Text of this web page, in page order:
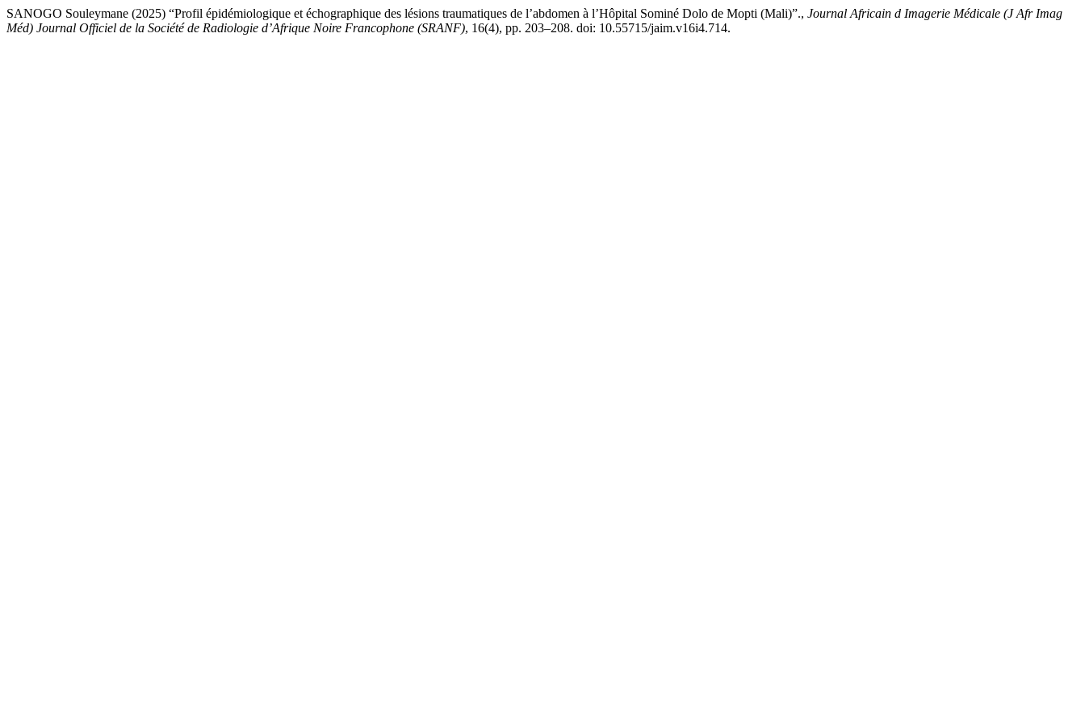
SANOGO Souleymane (2025) “Profil épidémiologique et échographique des lésions traumatiques de l’abdomen à l’Hôpital Sominé Dolo de Mopti (Mali)”., Journal Africain d Imagerie Médicale (J Afr Imag
Méd) Journal Officiel de la Société de Radiologie d’Afrique Noire Francophone (SRANF), 16(4), pp. 203–208. doi: 10.55715/jaim.v16i4.714.